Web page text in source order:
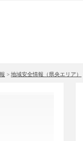
> 地域安全情報（県央エリア）